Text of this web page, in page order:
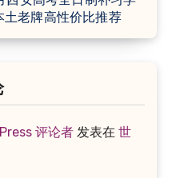
土老牌高性价比推荐
评论者 发表在 世